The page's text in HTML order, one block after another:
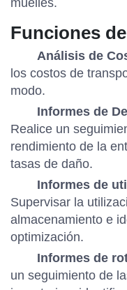
muelles.
Funciones
Análisis de
los costos de
modo.
Informes de
Realice un
rendimiento de la
tasas de daño.
Informes de
Supervisar la
almacenamiento e
optimización.
Informes de
un seguimiento de